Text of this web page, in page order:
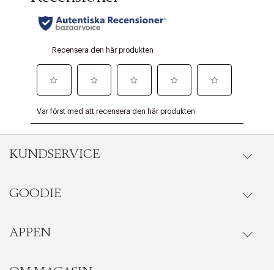
KUNDSERVICE
Onlineköp
Orderstatus
Leverans
GOODIE
Förmåner
APPEN